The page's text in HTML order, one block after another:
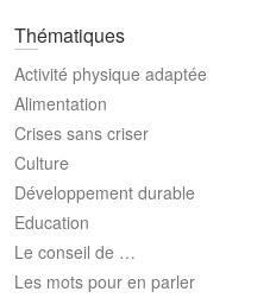
r
h
Thématiques
Activité physique adaptée
Alimentation
Crises sans criser
Culture
Développement durable
Education
Le conseil de …
Les mots pour en parler